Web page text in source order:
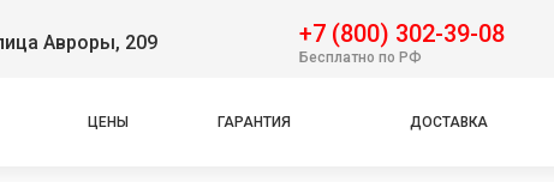
Авроры, 209 +7 (800) 302-39-08
Бесплатно по РФ
ЦЕНЫ ГАРАНТИЯ ДОСТАВКА